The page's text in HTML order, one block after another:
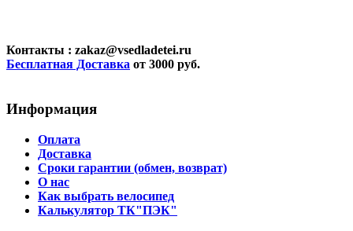
Контакты : zakaz@vsedladetei.ru
Бесплатная Доставка от 3000 руб.
Информация
Оплата
Доставка
Сроки гарантии (обмен, возврат)
О нас
Как выбрать велосипед
Калькулятор ТК"ПЭК"